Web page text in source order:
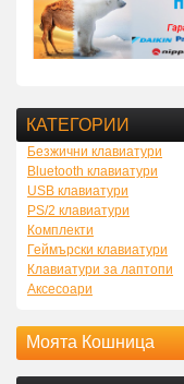
КАТЕГОРИИ
Безжични клавиатури
Bluetooth клавиатури
USB клавиатури
PS/2 клавиатури
Комплекти
Геймърски клавиатури
Клавиатури за лаптопи
Аксесоари
Моята Кошница